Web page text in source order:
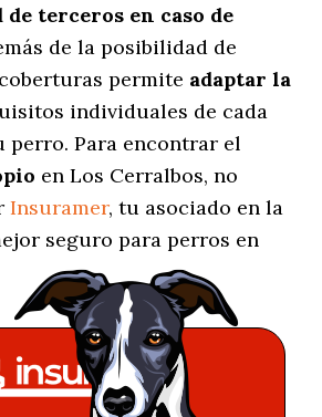
terceros en caso de
de la posibilidad de
permite adaptar la
individuales de cada
Para encontrar el
en Los Cerralbos, no
Insuramer, tu asociado en la
seguro para perros en